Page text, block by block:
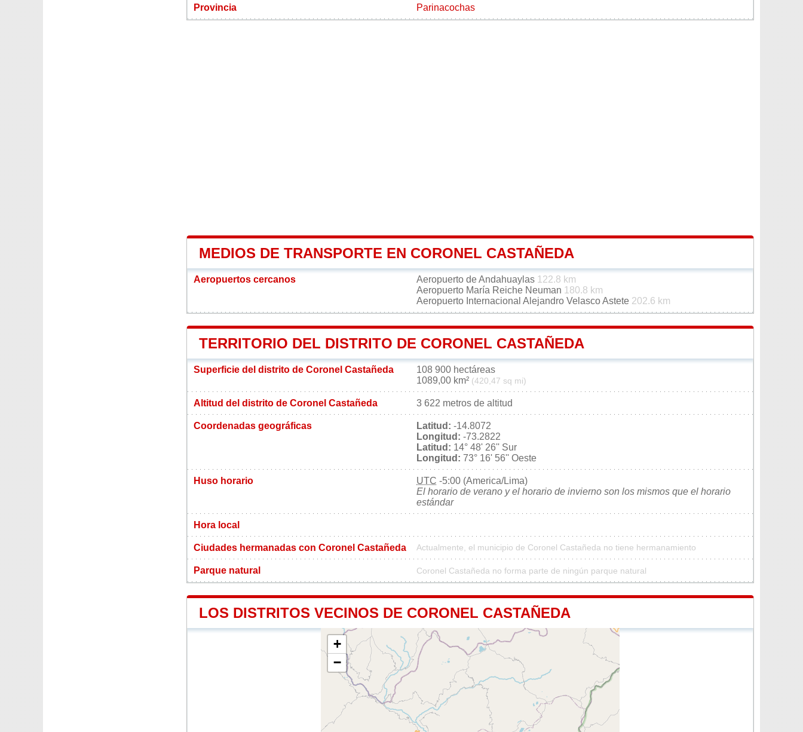
Provincia Parinacochas
MEDIOS DE TRANSPORTE EN CORONEL CASTAÑEDA
Aeropuertos cercanos Aeropuerto de Andahuaylas 122.8 km
Aeropuerto María Reiche Neuman 180.8 km
Aeropuerto Internacional Alejandro Velasco Astete 202.6 km
TERRITORIO DEL DISTRITO DE CORONEL CASTAÑEDA
Superficie del distrito de Coronel Castañeda
108 900 hectáreas
1089,00 km² (420,47 sq mi)
Altitud del distrito de Coronel Castañeda 3 622 metros de altitud
Coordenadas geográficas Latitud: -14.8072
Longitud: -73.2822
Latitud: 14° 48' 26'' Sur
Longitud: 73° 16' 56'' Oeste
Huso horario UTC -5:00 (America/Lima)
El horario de verano y el horario de invierno son los mismos que el horario
estándar
Hora local
Ciudades hermanadas con Coronel Castañeda Actualmente, el municipio de Coronel Castañeda no tiene hermanamiento
Parque natural Coronel Castañeda no forma parte de ningún parque natural
LOS DISTRITOS VECINOS DE CORONEL CASTAÑEDA
+
−